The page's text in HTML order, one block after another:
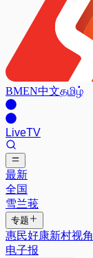
BMEN中文தமிழ்
LiveTV
最新
全国
雪兰莪
专题
惠民好康新村视角
电子报